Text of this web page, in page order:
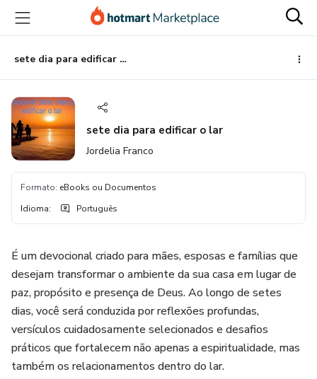
para
conteúdo
principal
para
pagamento
para
rodapé
sete dia para edificar o lar
sete dia para edificar o lar
Jordelia Franco
Formato: eBooks ou Documentos
Idioma: Português
É um devocional criado para mães, esposas e famílias que
desejam transformar o ambiente da sua casa em lugar de
paz, propósito e presença de Deus. Ao longo de setes
dias, você será conduzida por reflexões profundas,
versículos cuidadosamente selecionados e desafios
práticos que fortalecem não apenas a espiritualidade, mas
também os relacionamentos dentro do lar.